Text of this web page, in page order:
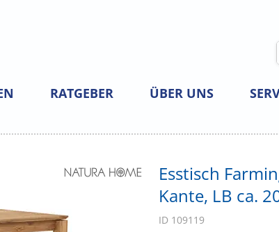
RATGEBER ÜBER UNS
Esstisch
Kante, LB ca.
ID 109119